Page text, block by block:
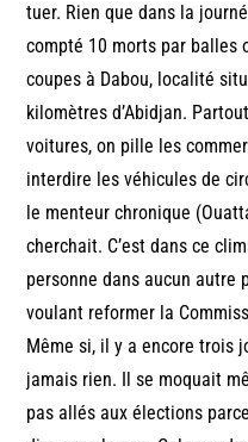
tuer. Rien que dans la
compté 10 morts par balles
coupes à Dabou, localité
kilomètres d’Abidjan.
voitures, on pille les
interdire les véhicules de
le menteur chronique
cherchait. C’est dans ce
personne dans aucun autre
voulant reformer la
Même si, il y a encore trois
jamais rien. Il se moquait
pas allés aux élections